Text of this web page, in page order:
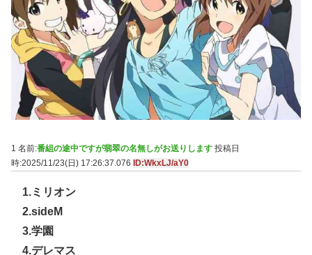
1 名前:番組の途中ですが翡翠の名無しがお送りします 投稿日
時:2025/11/23(日) 17:26:37.076
ID:WkxLJ/aY0
1.ミリオン
2.sideM
3.学園
4.デレマス